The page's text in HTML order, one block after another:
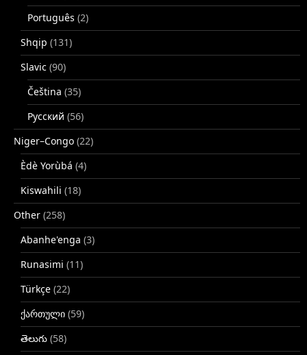
Português (2)
Shqip (131)
Slavic (90)
Čeština (35)
Русский (56)
Niger–Congo (22)
Èdè Yorùbá (4)
Kiswahili (18)
Other (258)
Abanhe'enga (3)
Runasimi (11)
Türkçe (22)
ქართული (59)
తెలుగు (58)